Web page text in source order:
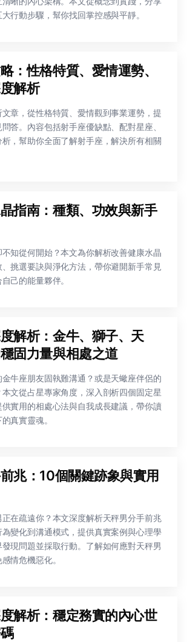
行動步驟，幫你找回掌控感與平靜。
：性格特質、愛情運勢、
解析
章，從性格特質、愛情觀到事業運勢，提
答。內容包括射手座優缺點、配對星座、
，幫助你全面了解射手座，解決所有相關
指南：種類、功效與新手
知從何開始？本文為你解析改善健康水晶
挑選要訣與淨化方法，帶你避開新手常見
己的能量夥伴。
解析：金牛、獅子、天
固力量與相處之道
牛座朋友固執難溝通？或是天蠍座伴侶的
文從占星專家角度，深入剖析四個固定星
實用的相處心法與自我成長建議，帶你讀
真實靈魂。
兆：10個關鍵跡象與實用
在疏遠你？本文深度解析天秤男分手前兆
變化到溝通模式，提供真實案例與心理學
現問題並採取行動。了解如何應對天秤男
情危機惡化。
解析：穩定務實的內心世